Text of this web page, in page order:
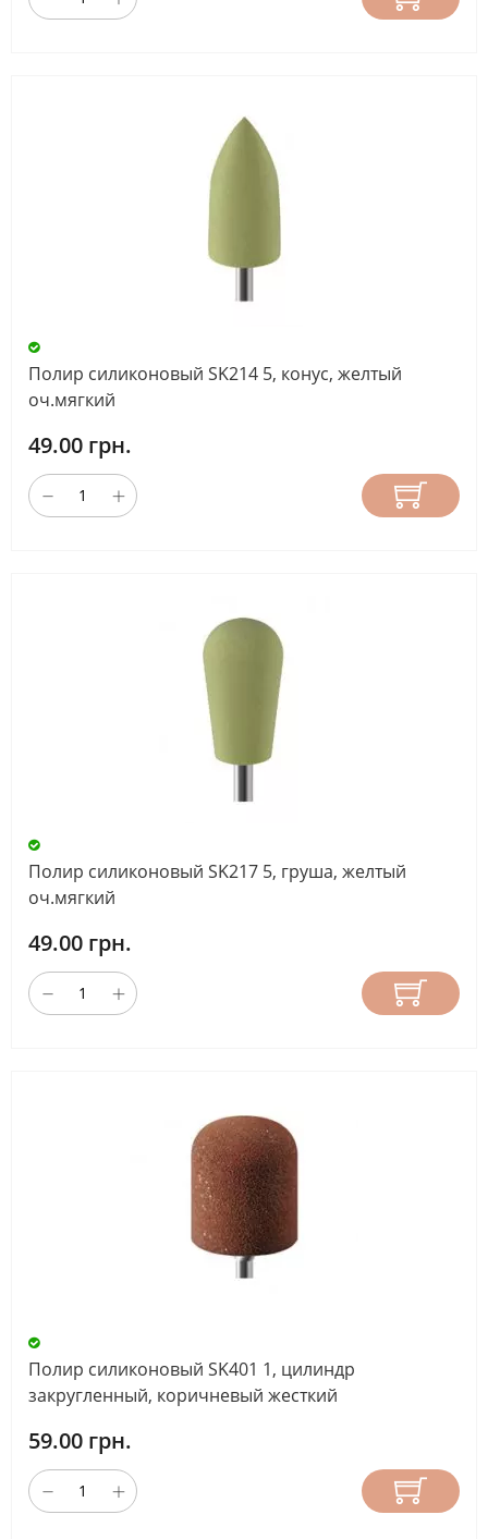
Полир силиконовый SK214 5, конус, желтый
оч.мягкий
49.00 грн.
Полир силиконовый SK217 5, груша, желтый
оч.мягкий
49.00 грн.
Полир силиконовый SK401 1, цилиндр
закругленный, коричневый жесткий
59.00 грн.